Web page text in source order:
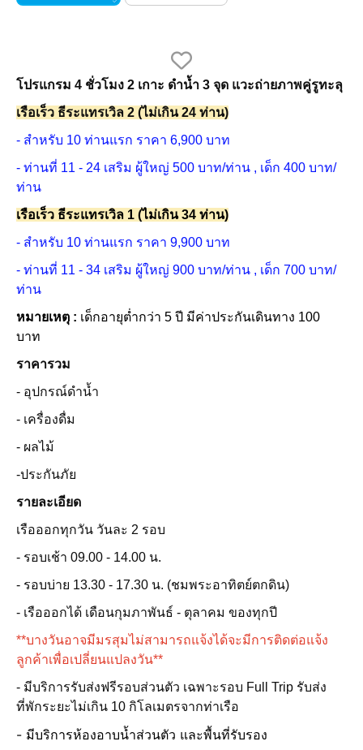
โปรแกรม 4 ชั่วโมง 2 เกาะ ดำน้ำ 3 จุด แวะถ่ายภาพคู่รูทะลุ
เรือเร็ว ธีระแทรเวิล 2 (ไม่เกิน 24 ท่าน)
- สำหรับ 10 ท่านแรก ราคา 6,900 บาท
- ท่านที่ 11 - 24 เสริม ผู้ใหญ่ 500 บาท/ท่าน , เด็ก 400 บาท/
ท่าน
เรือเร็ว ธีระแทรเวิล 1 (ไม่เกิน 34 ท่าน)
- สำหรับ 10 ท่านแรก ราคา 9,900 บาท
- ท่านที่ 11 - 34 เสริม ผู้ใหญ่ 900 บาท/ท่าน , เด็ก 700 บาท/
ท่าน
หมายเหตุ : เด็กอายุต่ำกว่า 5 ปี มีค่าประกันเดินทาง 100
บาท
ราคารวม
- อุปกรณ์ดำน้ำ
- เครื่องดื่ม
- ผลไม้
-ประกันภัย
รายละเอียด
เรือออกทุกวัน วันละ 2 รอบ
- รอบเช้า 09.00 - 14.00 น.
- รอบบ่าย 13.30 - 17.30 น. (ชมพระอาทิตย์ตกดิน)
- เรือออกได้ เดือนกุมภาพันธ์ - ตุลาคม ของทุกปี
**บางวันอาจมีมรสุมไม่สามารถแจ้งได้จะมีการติดต่อแจ้ง
ลูกค้าเพื่อเปลี่ยนแปลงวัน**
- มีบริการรับส่งฟรีรอบส่วนตัว เฉพาะรอบ Full Trip รับส่ง
ที่พักระยะไม่เกิน 10 กิโลเมตรจากท่าเรือ
- มีบริการห้องอาบน้ำส่วนตัว และพื้นที่รับรอง